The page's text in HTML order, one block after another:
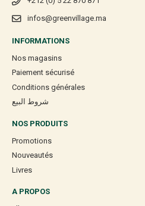
infos@greenvillage.ma
INFORMATIONS
Nos magasins
Paiement sécurisé
Conditions générales
شروط البيع
NOS PRODUITS
Promotions
Nouveautés
Livres
A PROPOS